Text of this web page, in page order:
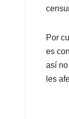
Por
es
así
les